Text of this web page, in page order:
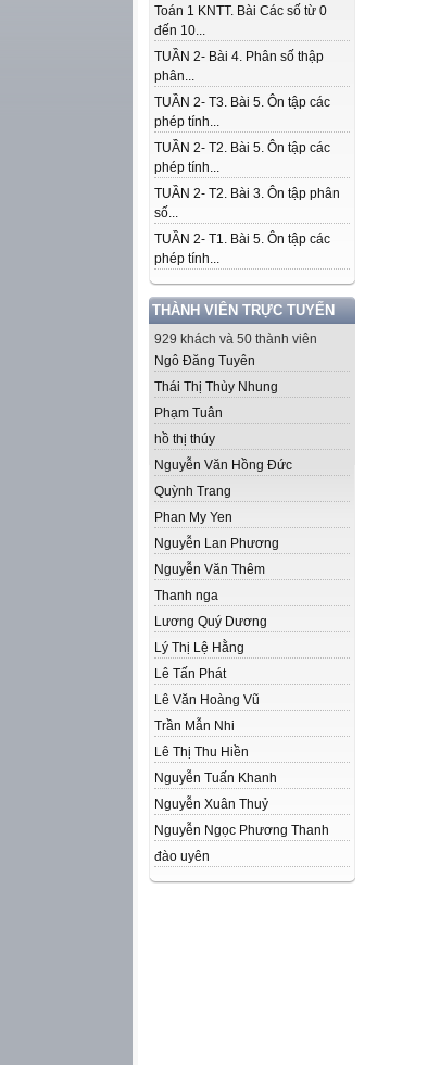
Toán 1 KNTT. Bài Các số từ 0
đến 10...
TUẦN 2- Bài 4. Phân số thập
phân...
TUẦN 2- T3. Bài 5. Ôn tập các
phép tính...
TUẦN 2- T2. Bài 5. Ôn tập các
phép tính...
TUẦN 2- T2. Bài 3. Ôn tập phân
số...
TUẦN 2- T1. Bài 5. Ôn tập các
phép tính...
THÀNH VIÊN TRỰC TUYẾN
929 khách và 50 thành viên
Ngô Đăng Tuyên
Thái Thị Thùy Nhung
Phạm Tuân
hồ thị thúy
Nguyễn Văn Hồng Đức
Quỳnh Trang
Phan My Yen
Nguyễn Lan Phương
Nguyễn Văn Thêm
Thanh nga
Lương Quý Dương
Lý Thị Lệ Hằng
Lê Tấn Phát
Lê Văn Hoàng Vũ
Trần Mẫn Nhi
Lê Thị Thu Hiền
Nguyễn Tuấn Khanh
Nguyễn Xuân Thuỷ
Nguyễn Ngọc Phương Thanh
đào uyên